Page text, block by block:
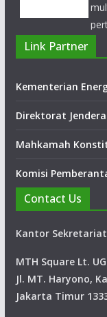
gas bumi yang
Link Partner
Kementerian
Direktorat
Mahkamah
Komisi
Contact Us
Kantor Sekretariat
MTH Square Lt.
Jl. MT. Haryono,
Jakarta Timur